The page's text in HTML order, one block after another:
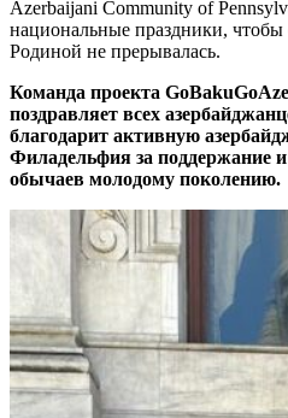
Azerbaijani Community of
национальные праздники, чтобы
Родиной не прерывалась.
Команда проекта
поздравляет всех
благодарит активную
Филадельфия за поддержание
обычаев молодому поколению.